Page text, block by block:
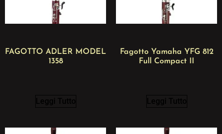
FAGOTTO ADLER MODEL
1358
Fagotto Yamaha YFG 812
Full Compact II